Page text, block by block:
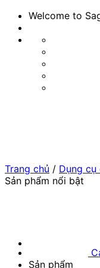
qua
Welcome to
Sản phẩm
Trang chủ / Dụng cụ
Sản phẩm nổi bật